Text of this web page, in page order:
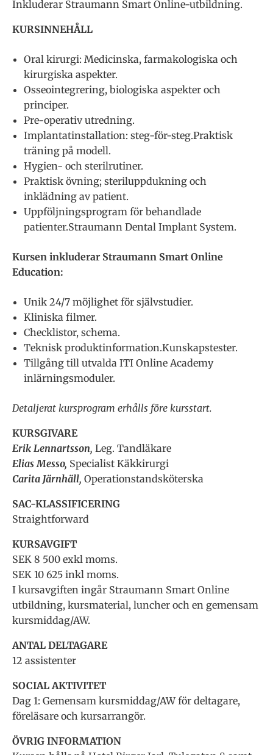
Inkluderar Straumann Smart Online-utbildning.
KURSINNEHÅLL
Oral kirurgi: Medicinska, farmakologiska och
kirurgiska aspekter.
Osseointegrering, biologiska aspekter och
principer.
Pre-operativ utredning.
Implantatinstallation: steg-för-steg.Praktisk
träning på modell.
Hygien- och sterilrutiner.
Praktisk övning; steriluppdukning och
inklädning av patient.
Uppföljningsprogram för behandlade
patienter.Straumann Dental Implant System.
Kursen inkluderar Straumann Smart Online
Education:
Unik 24/7 möjlighet för självstudier.
Kliniska filmer.
Checklistor, schema.
Teknisk produktinformation.Kunskapstester.
Tillgång till utvalda ITI Online Academy
inlärningsmoduler.
Detaljerat kursprogram erhålls före kursstart.
KURSGIVARE
Erik Lennartsson, Leg. Tandläkare
Elias Messo, Specialist Käkkirurgi
Carita Järnhäll, Operationstandsköterska
SAC-KLASSIFICERING
Straightforward
KURSAVGIFT
SEK 8 500 exkl moms.
SEK 10 625 inkl moms.
I kursavgiften ingår Straumann Smart Online
utbildning, kursmaterial, luncher och en gemensam
kursmiddag/AW.
ANTAL DELTAGARE
12 assistenter
SOCIAL AKTIVITET
Dag 1: Gemensam kursmiddag/AW för deltagare,
föreläsare och kursarrangör.
ÖVRIG INFORMATION